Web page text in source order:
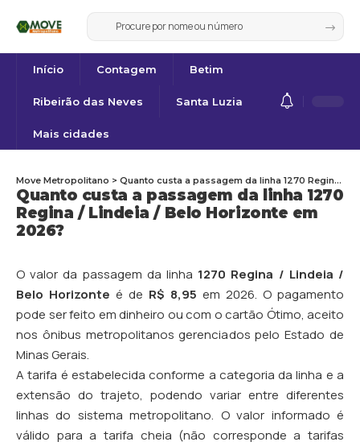
Início Contagem Betim
Ribeirão das Neves Santa Luzia
Mais cidades
Quanto custa a passagem da linha 1270
Regina / Lindeia / Belo Horizonte em
2026?
Move Metropolitano > Quanto custa a passagem da linha 1270 Regina / Lindeia / Belo Horizonte em 2026?
O valor da passagem da linha 1270 Regina / Lindeia /
Belo Horizonte é de R$ 8,95 em 2026. O pagamento
pode ser feito em dinheiro ou com o cartão Ótimo, aceito
nos ônibus metropolitanos gerenciados pelo Estado de
Minas Gerais.
A tarifa é estabelecida conforme a categoria da linha e a
extensão do trajeto, podendo variar entre diferentes
linhas do sistema metropolitano. O valor informado é
válido para a tarifa cheia (não corresponde a tarifas